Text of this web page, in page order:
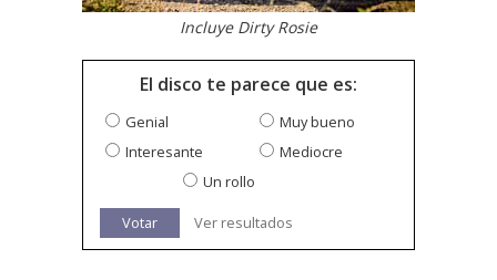
Incluye Dirty Rosie
El disco te parece que es:
Genial
Muy bueno
Interesante
Mediocre
Un rollo
Votar Ver resultados